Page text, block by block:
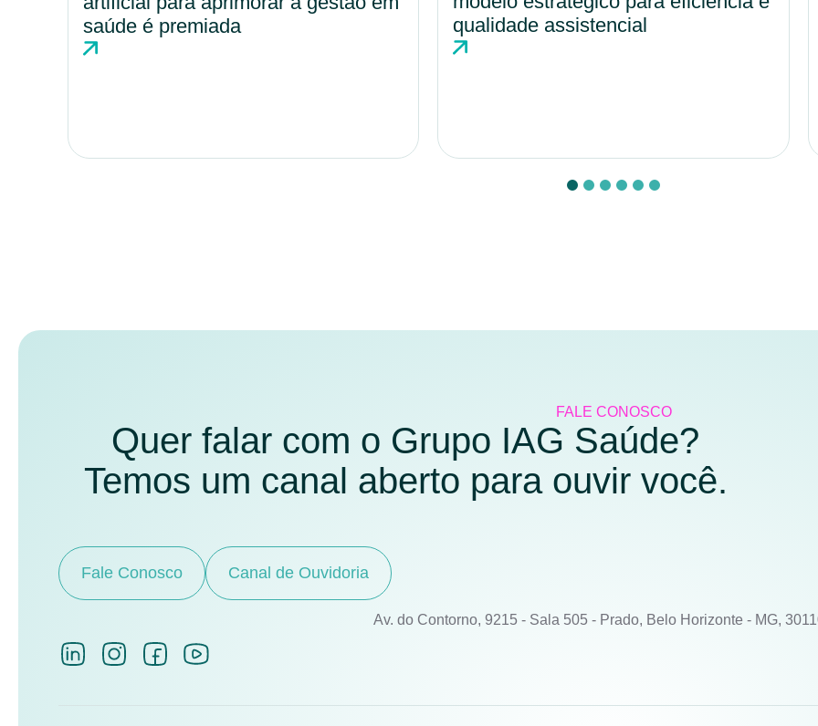
qualidade assistencial
previsibilidade
FALE CONOSCO
Quer falar com o Grupo IAG Saúde?
Temos um canal aberto para ouvir você.
Fale Conosco Canal de Ouvidoria
Av. do Contorno, 9215 - Sala 505 - Prado, Belo Horizonte - MG,